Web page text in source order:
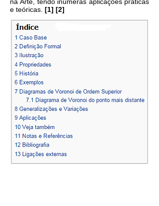
e teóricas. [1] [2]